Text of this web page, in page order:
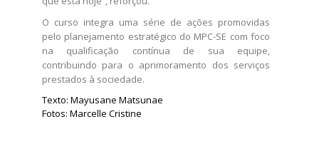
O curso integra uma série de ações promovidas
pelo planejamento estratégico do MPC-SE com foco
na qualificação contínua de sua equipe,
contribuindo para o aprimoramento dos serviços
prestados à sociedade.
Texto: Mayusane Matsunae
Fotos: Marcelle Cristine